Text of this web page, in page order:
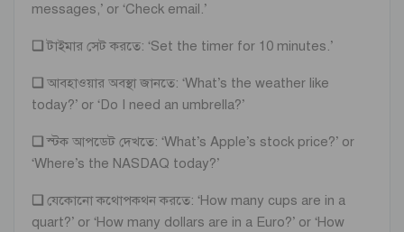
messages,’ or ‘Check email.’
❏টাইমার সেট করতে: ‘Set the timer for 10 minutes.’
❏ আবহাওয়ার অবস্থা জানতে: ‘What’s the weather like
today?’ or ‘Do I need an umbrella?’
❏স্টক আপডেট দেখতে: ‘What’s Apple’s stock price?’ or
‘Where’s the NASDAQ today?’
❏ যেকোনো কথোপকথন করতে: ‘How many cups are in a
quart?’ or ‘How many dollars are in a Euro?’ or ‘How